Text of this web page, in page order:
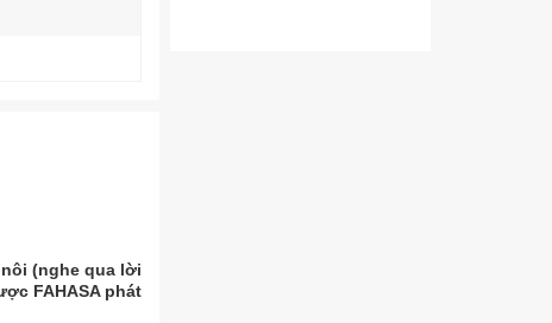
(nghe qua lời
FAHASA phát